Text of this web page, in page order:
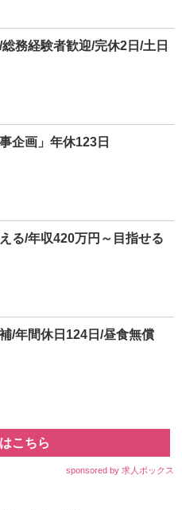
務経験者歓迎/完休2日/土日
企画」年休123日
る/年収420万円～目指せる
/年間休日124日/昼食無償
こちら
sponsored by 求人ボックス